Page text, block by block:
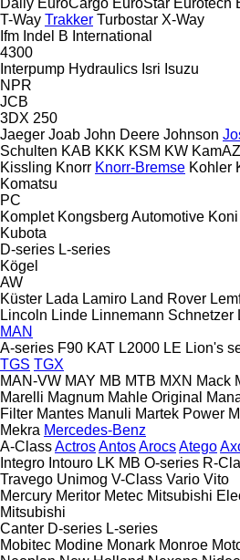
T-Way Trakker Turbostar X-Way
Ifm Indel B International
4300
Interpump Hydraulics Isri Isuzu
NPR
JCB
3DX 250
Jaeger Joab John Deere Johnson
Schulten KAB KKK KSM KW KamAZ
Kissling Knorr Knorr-Bremse Kohler
Komatsu
PC
Komplet Kongsberg Automotive Koni
Kubota
D-series L-series
Kögel
AW
Küster Lada Lamiro Land Rover
Lincoln Linde Linnemann Schnetzer
MAN
A-series F90 KAT L2000 LE Lion's
TGS TGX
MAN-VW MAY MB MTB MXN Mack
Marelli Magnum Mahle Original
Filter Mantes Manuli Martek Power
Mekra Mercedes-Benz
A-ClassActrosAntosArocsAtego
Integro Intouro LK MB O-series R-
Travego Unimog V-Class Vario Vito
Mercury Meritor Metec Mitsubishi
Mitsubishi
Canter D-series L-series
Mobitec Modine Monark Monroe